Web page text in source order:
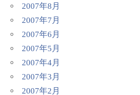
2007年8月
2007年7月
2007年6月
2007年5月
2007年4月
2007年3月
2007年2月